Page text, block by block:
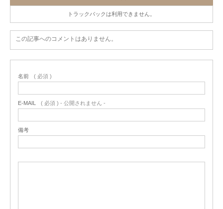
トラックバックは利用できません。
この記事へのコメントはありません。
名前 ( 必須 )
E-MAIL ( 必須 ) - 公開されません -
備考